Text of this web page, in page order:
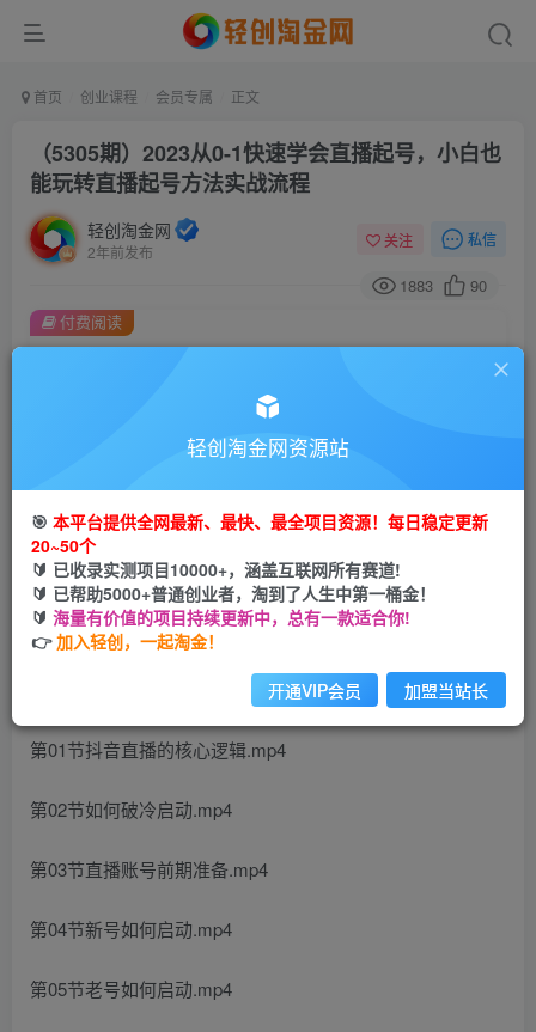
首页 创业课程 会员专属 正文
（5305期）2023从0-1快速学会直播起号，小白也
能玩转直播起号方法实战流程
轻创淘金网
2年前发布
关注 私信
1883 90
会员专属资源
您暂无购买权限，请先开通会员
开通会员
付费阅读
第01节抖音直播的核心逻辑.mp4
第02节如何破冷启动.mp4
第03节直播账号前期准备.mp4
第04节新号如何启动.mp4
第05节老号如何启动.mp4
轻创淘金网资源站
🎯 本平台提供全网最新、最快、最全项目资源！每日稳定更新
20~50个
🔰 已收录实测项目10000+，涵盖互联网所有赛道!
🔰 已帮助5000+普通创业者，淘到了人生中第一桶金！
🔰 海量有价值的项目持续更新中，总有一款适合你!
👉加入轻创，一起淘金！
开通VIP会员 加盟当站长